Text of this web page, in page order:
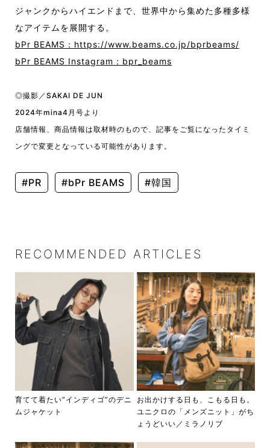
ジャンクからハイエンドまで、世界中から集めた多種多様
なアイテムを展開する。
bPr BEAMS： https://www.beams.co.jp/bprbeams/
bPr BEAMS Instagram ： bpr_beams
◎撮影／SAKAI DE JUN
2024年mina4月号より
店舗情報、商品情報は取材時のもので、記事をご覧になったタイミ
ングで変更となっている可能性があります。
#PR #bPr BEAMS #韓国
RECOMMENDED ARTICLES
育てて着たい”インディゴ”のデニ
ムジャケット
お出かけする日も、こもる日も。
ユニクロの「メンズニット」がち
ょうどいい／ミラノリブ